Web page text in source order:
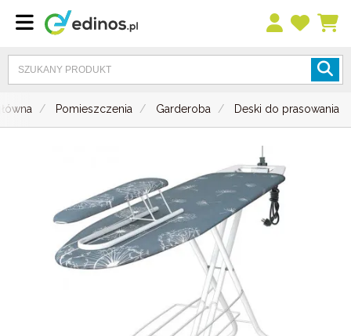
Pomieszczenia Garderoba Deski do prasowania